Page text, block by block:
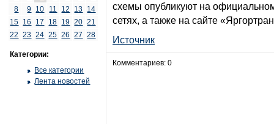
8
9 10 11 12 13 14
15 16 17 18 19 20 21
22
23 24 25 26 27 28
Категории:
Все категории
Лента новостей
схемы опубликуют на
сетях, а также на сайте
Источник
Комментариев: 0